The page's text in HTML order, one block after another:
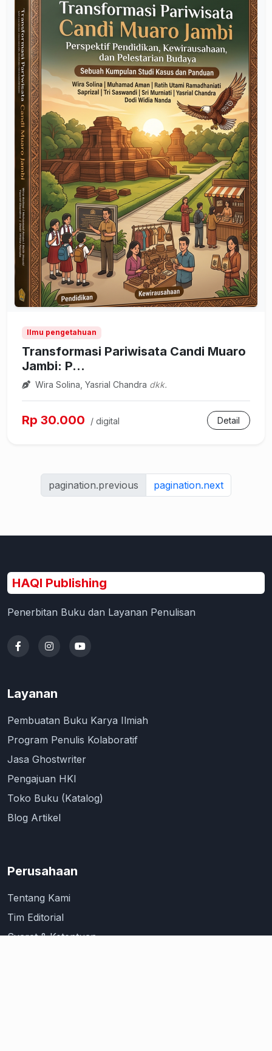
Ilmu pengetahuan
Transformasi Pariwisata Candi Muaro
Jambi: P...
Wira Solina, Yasrial Chandra dkk.
Rp 30.000 / digital Detail
pagination.previous pagination.next
HAQI Publishing
Penerbitan Buku dan Layanan Penulisan
Layanan
Pembuatan Buku Karya Ilmiah
Program Penulis Kolaboratif
Jasa Ghostwriter
Pengajuan HKI
Toko Buku (Katalog)
Blog Artikel
Perusahaan
Tentang Kami
Tim Editorial
Syarat & Ketentuan